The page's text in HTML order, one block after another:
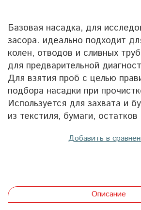
Базовая насадка, для
засора. идеально подходит
колен, отводов и сливных
для предварительной
Для взятия проб с целью
подбора насадки при
Используется для захвата и
из текстиля, бумаги,
Добавить в
Описание